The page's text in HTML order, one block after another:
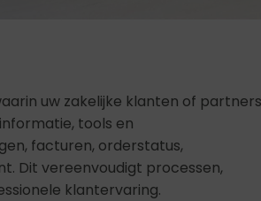
uw zakelijke klanten of partners
tools en
facturen, orderstatus,
Dit vereenvoudigt processen,
klantervaring.